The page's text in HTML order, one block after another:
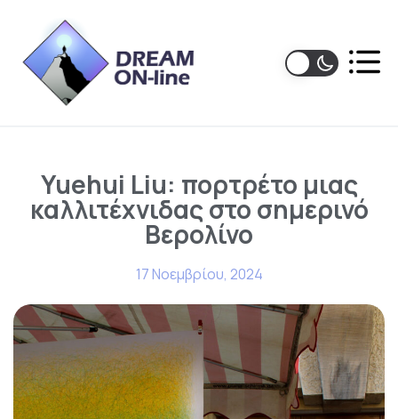
Yuehui Liu: πορτρέτο μιας
καλλιτέχνιδας στο σημερινό
Βερολίνο
17 Νοεμβρίου, 2024